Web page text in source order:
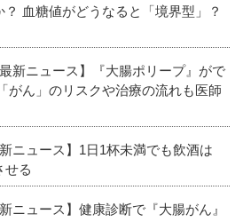
血糖値がどうなると「境界型」？
新ニュース】『大腸ポリープ』がで
がん」のリスクや治療の流れも医師
ニュース】1日1杯未満でも飲酒は
せる
ニュース】健康診断で『大腸がん』